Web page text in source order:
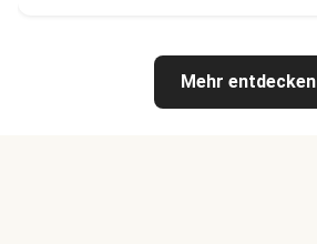
Mehr entdecken